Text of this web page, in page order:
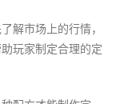
解市场上的行情，
玩家制定合理的定